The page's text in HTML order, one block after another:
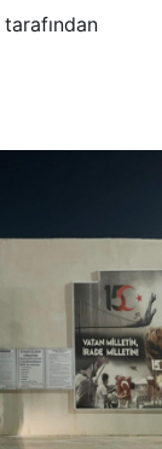
tarafından